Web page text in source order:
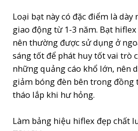
Loại bạt này có đặc điểm là dày
giao động từ 1-3 năm. Bạt
nên thường được sử dụng ở
sáng tốt để phát huy tốt vai trò
những quảng cáo khổ lớn, nên
giảm bóng đèn bên trong đồng
tháo lắp khi hư hỏng.
Làm bảng hiệu hiflex đẹp chất